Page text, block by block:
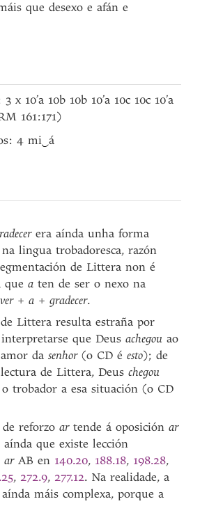
que desexo e afán e
x 10’a 10b 10b 10’a 10c 10c 10’a
161:171)
4 mi ‿á
era aínda unha forma
lingua trobadoresca, razón
de Littera non é
quea ten de ser o nexo na
+ a + gradecer.
Littera resulta estraña por
interpretarse que Deusachegouao
dasenhor(o CD éesto); de
lectura de Littera, Deuschegou
o trobador a esa situación (o CD
de reforzoartende á oposiciónar
aínda que existe lección
arAB en 140.20, 188.18, 198.28,
, 272.9, 277.12. Na realidade, a
máis complexa, porque a